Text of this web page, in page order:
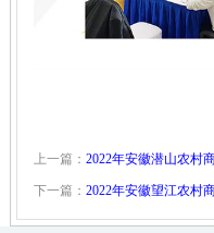
上一篇： 2022年安徽潜山农村
下一篇： 2022年安徽望江农村